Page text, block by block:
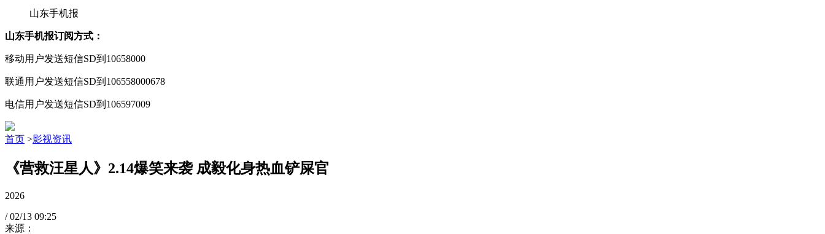
山东手机报
山东手机报订阅方式：
移动用户发送短信SD到10658000
联通用户发送短信SD到106558000678
电信用户发送短信SD到106597009
首页 >影视资讯
《营救汪星人》2.14爆笑来袭 成毅化身热血铲屎官
2026
/ 02/13 09:25
来源：